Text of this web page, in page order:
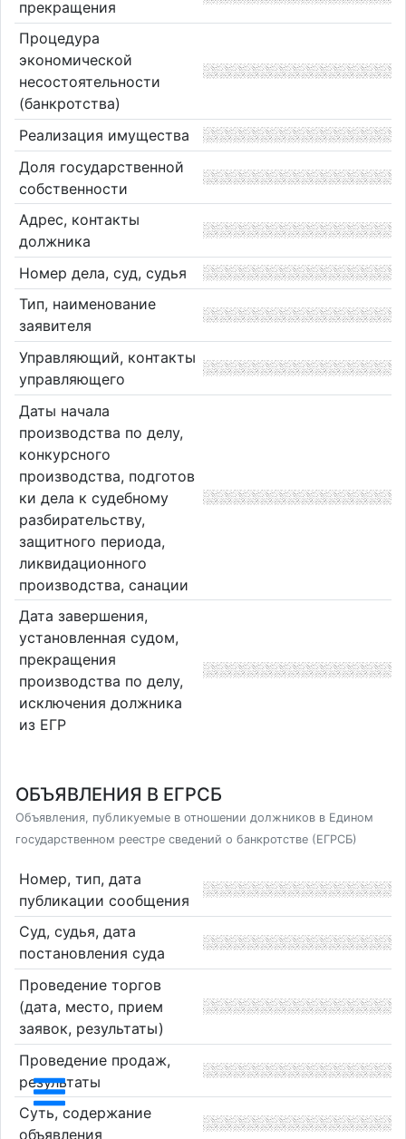
прекращения
Процедура
экономической
несостоятельности
(банкротства)
Реализация имущества
Доля государственной
собственности
Адрес, контакты
должника
Номер дела, суд, судья
Тип, наименование
заявителя
Управляющий, контакты
управляющего
Даты начала
производства по делу,
конкурсного
производства, подготов
ки дела к судебному
разбирательству,
защитного периода,
ликвидационного
производства, санации
Дата завершения,
установленная судом,
прекращения
производства по делу,
исключения должника
из ЕГР
ОБЪЯВЛЕНИЯ В ЕГРСБ
Объявления, публикуемые в отношении должников в Едином
государственном реестре сведений о банкротстве (ЕГРСБ)
Номер, тип, дата
публикации сообщения
Суд, судья, дата
постановления суда
Проведение торгов
(дата, место, прием
заявок, результаты)
Проведение продаж,
результаты
Суть, содержание
объявления